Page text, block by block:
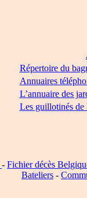
Répertoire du
Annuaires
L’annuaire des
Les guillotinés de
- Fichier décès
Bateliers -